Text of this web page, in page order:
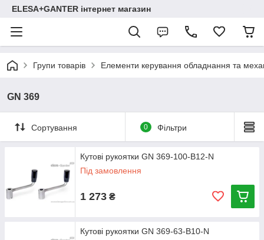
ELESA+GANTER інтернет магазин
Групи товарів Елементи керування обладнання та
GN 369
Сортування 0 Фільтри
Кутові рукоятки GN 369-100-B12-N
Під замовлення
1 273 ₴
Кутові рукоятки GN 369-63-B10-N